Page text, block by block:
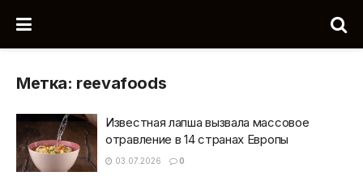
Метка: reevafoods
Известная лапша вызвала массовое
отравление в 14 странах Европы
03.07.2026 0